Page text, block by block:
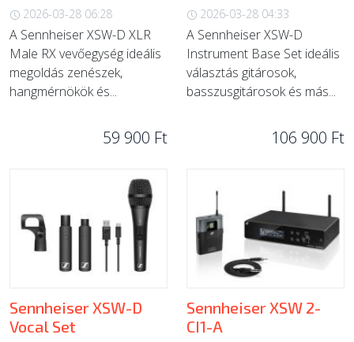
2026-03-28 06:28
A Sennheiser XSW-D XLR
Male RX vevőegység ideális
megoldás zenészek,
hangmérnökök és...
59 900 Ft
2026-03-28 04:33
A Sennheiser XSW-D
Instrument Base Set ideális
választás gitárosok,
basszusgitárosok és más...
106 900 Ft
Sennheiser XSW-D
Vocal Set
Sennheiser XSW 2-
CI1-A